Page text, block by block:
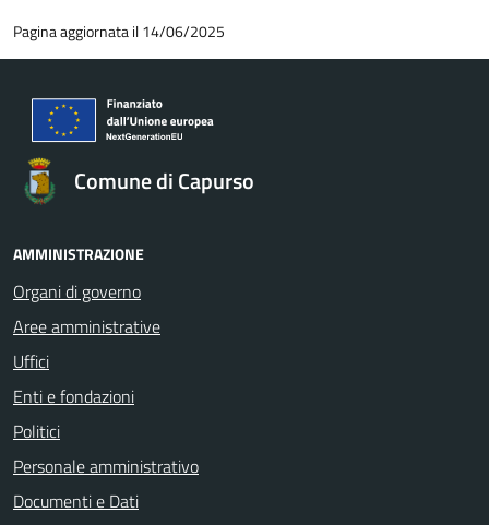
Pagina aggiornata il 14/06/2025
Comune di Capurso
AMMINISTRAZIONE
Organi di governo
Aree amministrative
Uffici
Enti e fondazioni
Politici
Personale amministrativo
Documenti e Dati